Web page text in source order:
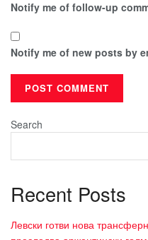
Notify me of follow-up
Notify me of new posts by
Search
Recent Posts
Левски готви нова